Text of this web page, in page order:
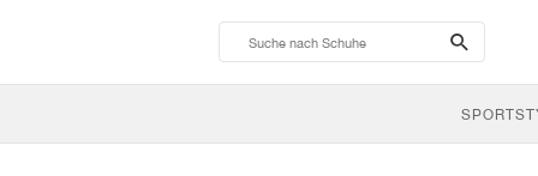
search-
btn